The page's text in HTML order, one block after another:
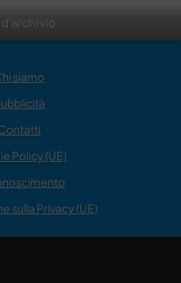
siamo
Policy (UE)
sulla Privacy (UE)